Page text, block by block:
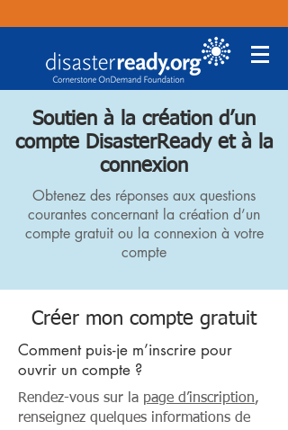
Soutien à la création d’un
compte DisasterReady et à la
connexion
Obtenez des réponses aux questions
courantes concernant la création d’un
compte gratuit ou la connexion à votre
compte
Créer mon compte gratuit
Comment puis-je m’inscrire pour
ouvrir un compte ?
Rendez-vous sur la page d’inscription,
renseignez quelques informations de